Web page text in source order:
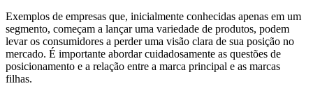
Exemplos de empresas que, inicialmente conhecidas apenas em um
segmento, começam a lançar uma variedade de produtos, podem
levar os consumidores a perder uma visão clara de sua posição no
mercado. É importante abordar cuidadosamente as questões de
posicionamento e a relação entre a marca principal e as marcas
filhas.